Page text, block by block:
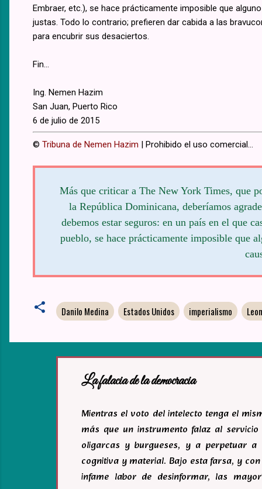
Embraer, etc.), se hace prácticamente imposible que
justas. Todo lo contrario; prefieren dar cabida a las
para encubrir sus desaciertos.
Fin...
Ing. Nemen Hazim
San Juan, Puerto Rico
6 de julio de 2015
© Tribuna de Nemen Hazim | Prohibido el uso comercial...
Más que criticar a The New York Times, que
la República Dominicana, deberíamos
debemos estar seguros: en un país en el que
pueblo, se hace prácticamente imposible que
Danilo Medina Estados Unidos imperialismo
La falacia de la democracia
Mientras el voto del intelecto tenga el
más que un instrumento falaz al
oligarcas y burgueses, y a perpetuar
cognitiva y material. Bajo esta farsa, y
infame labor de desinformar, las